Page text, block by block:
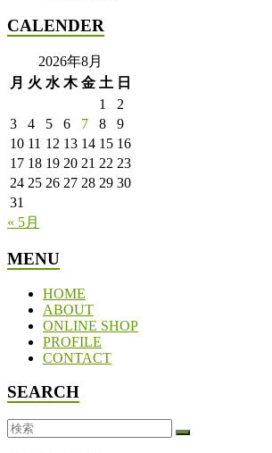
CALENDER
2026年8月
月 火 水 木 金 土 日
1
2
3
4 5 6 7 8
9
10 11 12 13 14 15 16
17 18 19 20 21 22 23
24 25 26 27 28 29 30
31
« 5月
MENU
HOME
ABOUT
ONLINE SHOP
PROFILE
CONTACT
SEARCH